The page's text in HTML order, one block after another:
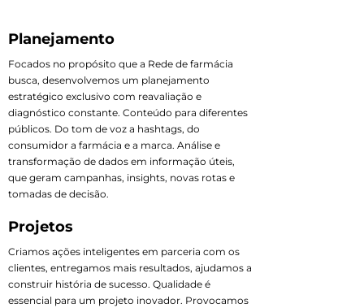
Planejamento
Focados no propósito que a Rede de farmácia
busca, desenvolvemos um planejamento
estratégico exclusivo com reavaliação e
diagnóstico constante. Conteúdo para diferentes
públicos. Do tom de voz a hashtags, do
consumidor a farmácia e a marca. Análise e
transformação de dados em informação úteis,
que geram campanhas, insights, novas rotas e
tomadas de decisão.
Projetos
Criamos ações inteligentes em parceria com os
clientes, entregamos mais resultados, ajudamos a
construir história de sucesso. Qualidade é
essencial para um projeto inovador. Provocamos